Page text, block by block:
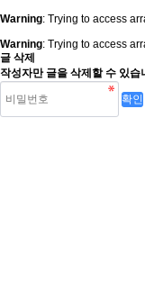
Warning: Trying to access
Warning: Trying to access
글 삭제
작성자만 글을 삭제할 수 있습